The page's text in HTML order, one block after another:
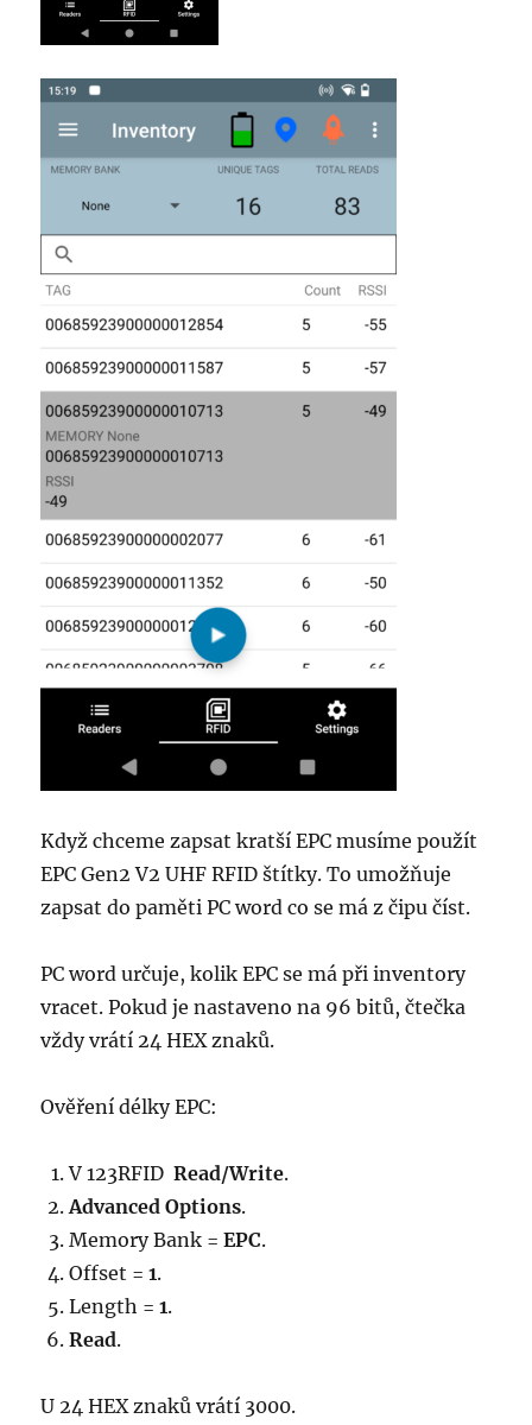
Když chceme zapsat kratší EPC musíme použít
EPC Gen2 V2 UHF RFID štítky. To umožňuje
zapsat do paměti PC word co se má z čipu číst.
PC word určuje, kolik EPC se má při inventory
vracet. Pokud je nastaveno na 96 bitů, čtečka
vždy vrátí 24 HEX znaků.
Ověření délky EPC:
V 123RFIDRead/Write.
Advanced Options.
Memory Bank =EPC.
Offset =1.
Length =1.
Read.
U 24 HEX znaků vrátí 3000.